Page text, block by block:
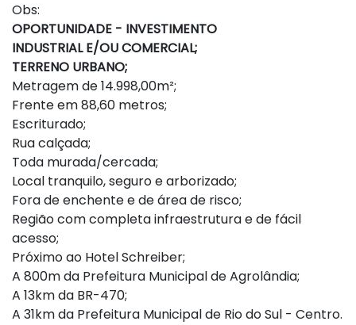
Obs:
OPORTUNIDADE - INVESTIMENTO
INDUSTRIAL E/OU COMERCIAL;
TERRENO URBANO;
Metragem de 14.998,00m²;
Frente em 88,60 metros;
Escriturado;
Rua calçada;
Toda murada/cercada;
Local tranquilo, seguro e arborizado;
Fora de enchente e de área de risco;
Região com completa infraestrutura e de fácil
acesso;
Próximo ao Hotel Schreiber;
A 800m da Prefeitura Municipal de Agrolândia;
A 13km da BR-470;
A 31km da Prefeitura Municipal de Rio do Sul - Centro.